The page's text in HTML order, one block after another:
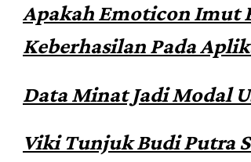
Apakah Emoticon Imut
Keberhasilan Pada
Data Minat Jadi Modal
Viki Tunjuk Budi Putra